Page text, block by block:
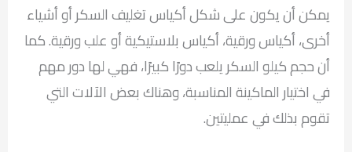
يمكن أن يكون على شكل أكياس تغليف السكر أو أشياء
أخرى، أكياس ورقية، أكياس بلاستيكية أو علب ورقية. كما
أن حجم كيلو السكر يلعب دورًا كبيرًا، فهي لها دور مهم
في اختيار الماكينة المناسبة، وهناك بعض الآلات التي
تقوم بذلك في عمليتين.